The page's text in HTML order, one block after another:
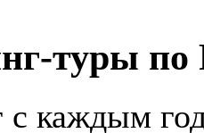
туры по
каждым